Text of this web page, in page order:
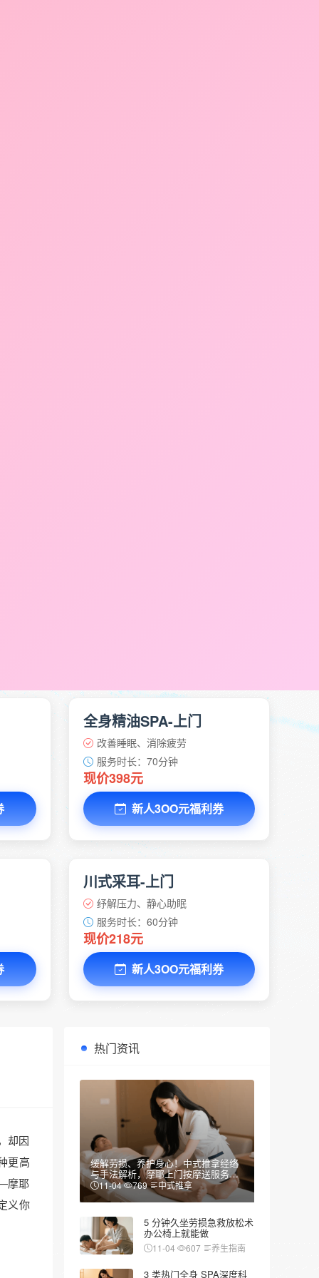
全身精油SPA-上门
改善睡眠、消除疲劳
服务时长：70分钟
现价398元
新人3OO元福利券
川式采耳-上门
纾解压力、静心助眠
服务时长：60分钟
现价218元
新人3OO元福利券
却因
更高
摩耶
义你
热门资讯
缓解劳损、养护身心！中式推拿经络
与手法解析，摩耶上门按摩送服务到
家11-04 769 中式推拿
5 分钟久坐劳损急救放松术
办公椅上就能做
11-04 607 养生指南
3 类热门全身 SPA深度科